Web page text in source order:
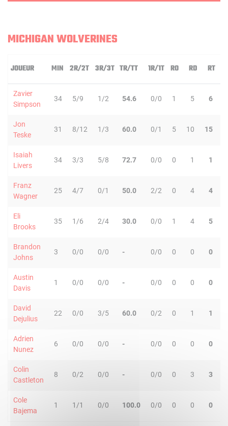
MICHIGAN WOLVERINES
JOUEUR MIN 2R/2T 3R/3T TR/TT 1R/1T RO RD RT
Zavier
Simpson
34 5/9 1/2 54.6 0/0 1 5 6
Jon
Teske
31 8/12 1/3 60.0 0/1 5 10 15
Isaiah
Livers
34 3/3 5/8 72.7 0/0 0 1 1
Franz
Wagner
25 4/7 0/1 50.0 2/2 0 4 4
Eli
Brooks
35 1/6 2/4 30.0 0/0 1 4 5
Brandon
Johns
3 0/0 0/0 - 0/0 0 0 0
Austin
Davis
1 0/0 0/0 - 0/0 0 0 0
David
Dejulius
22 0/0 3/5 60.0 0/2 0 1 1
Adrien
Nunez
6 0/0 0/0 - 0/0 0 0 0
Colin
Castleton
8 0/2 0/0 - 0/0 0 3 3
Cole
Bajema
1 1/1 0/0 100.0 0/0 0 0 0